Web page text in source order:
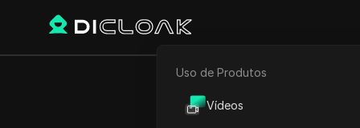
E-commerce
Uso de Produtos
Vídeos
Como